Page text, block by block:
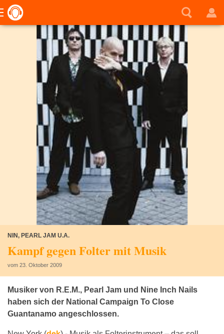
NIN, PEARL JAM U.A.
Kampf gegen Folter mit Musik
vom 23. Oktober 2009
Musiker von R.E.M., Pearl Jam und Nine Inch Nails
haben sich der National Campaign To Close
Guantanamo angeschlossen.